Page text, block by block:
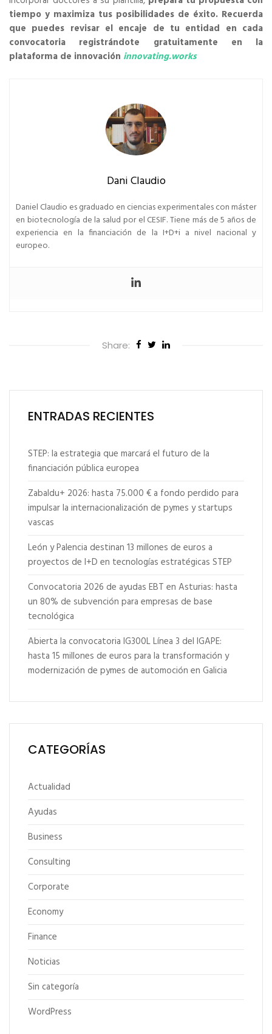
tiempo y maximiza tus posibilidades de éxito. Recuerda
que puedes revisar el encaje de tu entidad en cada
convocatoria registrándote gratuitamente en la
plataforma de innovación innovating.works
Dani Claudio
Daniel Claudio es graduado en ciencias experimentales con máster
en biotecnología de la salud por el CESIF. Tiene más de 5 años de
experiencia en la financiación de la I+D+i a nivel nacional y
europeo.
Share:
ENTRADAS RECIENTES
STEP: la estrategia que marcará el futuro de la
financiación pública europea
Zabaldu+ 2026: hasta 75.000 € a fondo perdido para
impulsar la internacionalización de pymes y startups
vascas
León y Palencia destinan 13 millones de euros a
proyectos de I+D en tecnologías estratégicas STEP
Convocatoria 2026 de ayudas EBT en Asturias: hasta
un 80% de subvención para empresas de base
tecnológica
Abierta la convocatoria IG300L Línea 3 del IGAPE:
hasta 15 millones de euros para la transformación y
modernización de pymes de automoción en Galicia
CATEGORÍAS
Actualidad
Ayudas
Business
Consulting
Corporate
Economy
Finance
Noticias
Sin categoría
WordPress